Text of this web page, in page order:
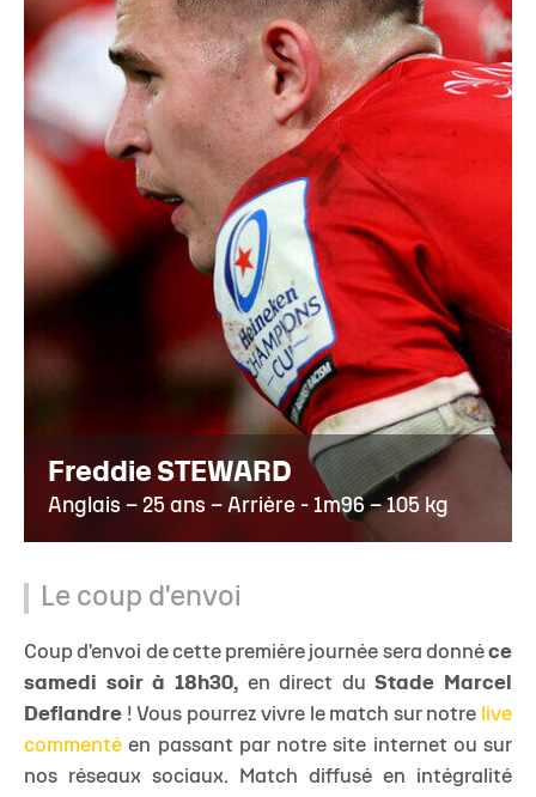
Freddie STEWARD
Anglais – 25 ans – Arrière - 1m96 – 105 kg
Le coup d'envoi
Coup d'envoi de cette première journée sera donné ce
samedi soir à 18h30, en direct duStade Marcel
Deflandre ! Vous pourrez vivre le match sur notre live
commenté en passant par notre site internet ou sur
nos réseaux sociaux. Match diffusé en intégralité